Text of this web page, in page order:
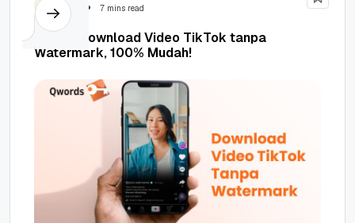
Tutorial 7 mins read
8 Cara Download Video TikTok tanpa
Watermark, 100% Mudah!